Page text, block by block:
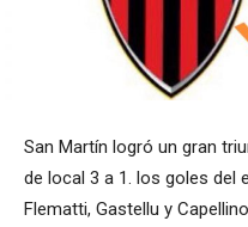
San Martín logró un gran
de local 3 a 1. los goles del
Flematti, Gastellu y